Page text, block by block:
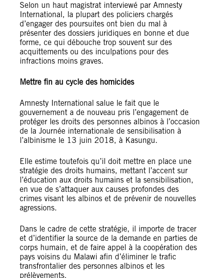
Selon un haut magistrat interviewé par Amnesty
International, la plupart des policiers chargés
d’engager des poursuites ont bien du mal à
présenter des dossiers juridiques en bonne et due
forme, ce qui débouche trop souvent sur des
acquittements ou des inculpations pour des
infractions moins graves.
Mettre fin au cycle des homicides
Amnesty International salue le fait que le
gouvernement a de nouveau pris l’engagement de
protéger les droits des personnes albinos à l’occasion
de la Journée internationale de sensibilisation à
l’albinisme le 13 juin 2018, à Kasungu.
Elle estime toutefois qu’il doit mettre en place une
stratégie des droits humains, mettant l’accent sur
l’éducation aux droits humains et la sensibilisation,
en vue de s’attaquer aux causes profondes des
crimes visant les albinos et de prévenir de nouvelles
agressions.
Dans le cadre de cette stratégie, il importe de tracer
et d’identifier la source de la demande en parties de
corps humain, et de faire appel à la coopération des
pays voisins du Malawi afin d’éliminer le trafic
transfrontalier des personnes albinos et les
prélèvements.